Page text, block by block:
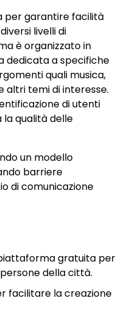
per garantire facilità
livelli di
è organizzato in
dedicata a specifiche
quali musica,
altri temi di interesse.
di utenti
la qualità delle
un modello
barriere
di comunicazione
gratuita per
della città.
facilitare la creazione